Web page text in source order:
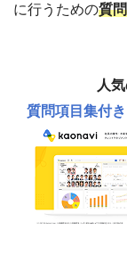
に行うための質
人
質問項目集付き